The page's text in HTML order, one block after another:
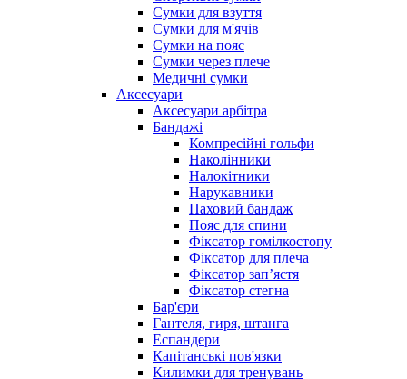
Сумки для взуття
Сумки для м'ячів
Сумки на пояс
Сумки через плече
Медичні сумки
Аксесуари
Аксесуари арбітра
Бандажі
Компресійні гольфи
Наколінники
Налокітники
Нарукавники
Паховий бандаж
Пояс для спини
Фіксатор гомілкостопу
Фіксатор для плеча
Фіксатор запʼястя
Фіксатор стегна
Бар'єри
Гантеля, гиря, штанга
Еспандери
Капітанські пов'язки
Килимки для тренувань